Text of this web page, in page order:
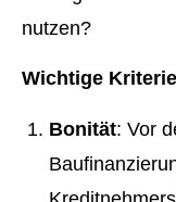
Wichtige
Bonität: Vor